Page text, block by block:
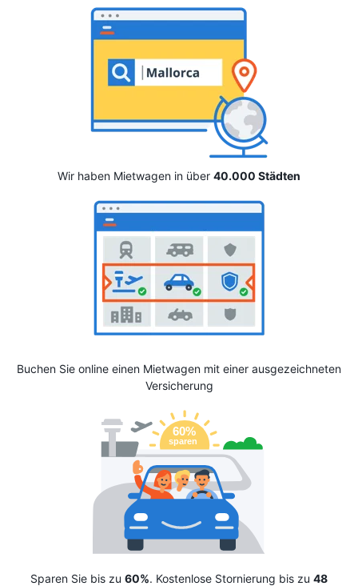
Wir haben Mietwagen in über 40.000 Städten
Buchen Sie online einen Mietwagen mit einer ausgezeichneten
Versicherung
Sparen Sie bis zu 60%. Kostenlose Stornierung bis zu 48